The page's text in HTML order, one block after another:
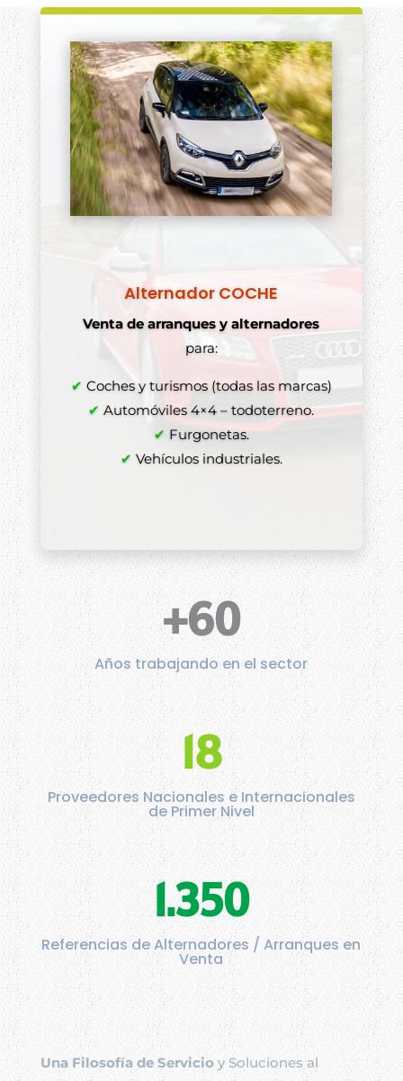
era:
es:
Alternador COCHE
Venta de arranques y alternadores
para:
✔ Coches y turismos (todas las marcas)
✔ Automóviles 4×4 – todoterreno.
✔ Furgonetas.
✔ Vehículos industriales.
+60
Años trabajando en el sector
18
Proveedores Nacionales e Internacionales
de Primer Nivel
1.350
Referencias de Alternadores / Arranques en
Venta
Una Filosofía de Servicioy Soluciones al